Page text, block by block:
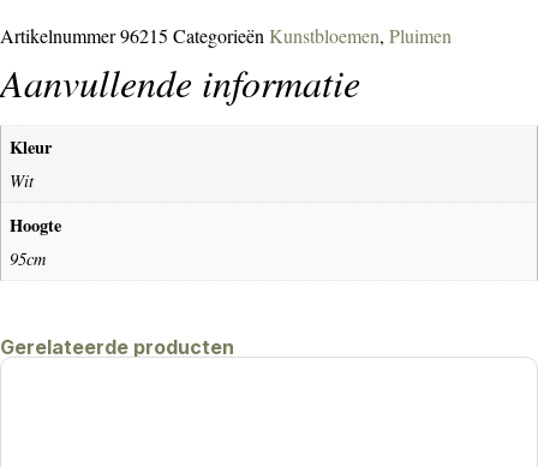
Artikelnummer96215 Categorieën Kunstbloemen, Pluimen
Aanvullende informatie
Kleur
Wit
Hoogte
95cm
Gerelateerde producten